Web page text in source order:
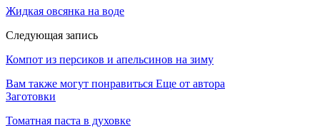
Жидкая овсянка на воде
Следующая запись
Компот из персиков и апельсинов на зиму
Вам также могут понравиться Еще от автора
Заготовки
Томатная паста в духовке